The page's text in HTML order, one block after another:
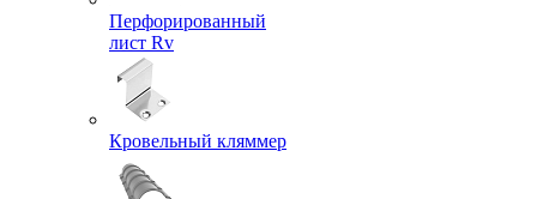
Перфорированный
лист Rv
Кровельный кляммер